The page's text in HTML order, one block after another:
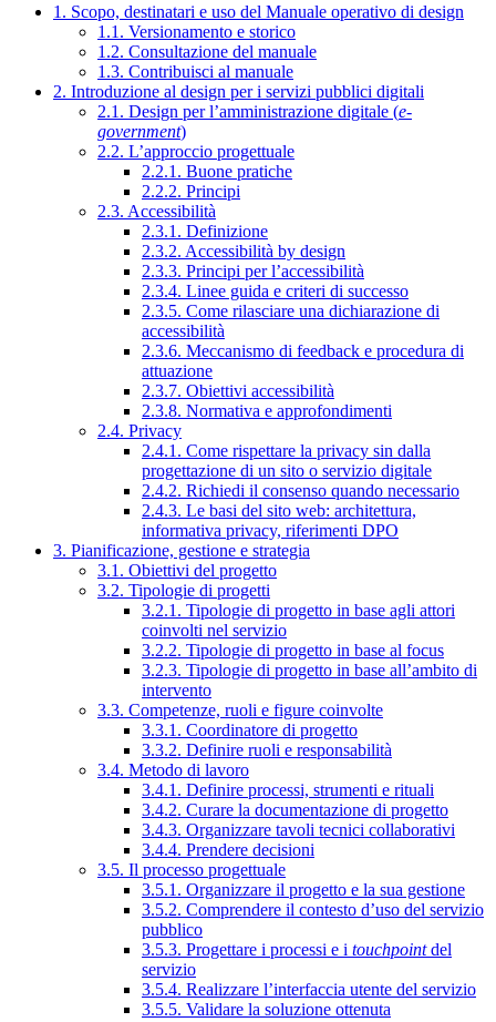
1. Scopo, destinatari e uso del Manuale operativo di design
1.1. Versionamento e storico
1.2. Consultazione del manuale
1.3. Contribuisci al manuale
2. Introduzione al design per i servizi pubblici digitali
2.1. Design per l’amministrazione digitale (e-
government)
2.2. L’approccio progettuale
2.2.1. Buone pratiche
2.2.2. Principi
2.3. Accessibilità
2.3.1. Definizione
2.3.2. Accessibilità by design
2.3.3. Principi per l’accessibilità
2.3.4. Linee guida e criteri di successo
2.3.5. Come rilasciare una dichiarazione di
accessibilità
2.3.6. Meccanismo di feedback e procedura di
attuazione
2.3.7. Obiettivi accessibilità
2.3.8. Normativa e approfondimenti
2.4. Privacy
2.4.1. Come rispettare la privacy sin dalla
progettazione di un sito o servizio digitale
2.4.2. Richiedi il consenso quando necessario
2.4.3. Le basi del sito web: architettura,
informativa privacy, riferimenti DPO
3. Pianificazione, gestione e strategia
3.1. Obiettivi del progetto
3.2. Tipologie di progetti
3.2.1. Tipologie di progetto in base agli attori
coinvolti nel servizio
3.2.2. Tipologie di progetto in base al focus
3.2.3. Tipologie di progetto in base all’ambito di
intervento
3.3. Competenze, ruoli e figure coinvolte
3.3.1. Coordinatore di progetto
3.3.2. Definire ruoli e responsabilità
3.4. Metodo di lavoro
3.4.1. Definire processi, strumenti e rituali
3.4.2. Curare la documentazione di progetto
3.4.3. Organizzare tavoli tecnici collaborativi
3.4.4. Prendere decisioni
3.5. Il processo progettuale
3.5.1. Organizzare il progetto e la sua gestione
3.5.2. Comprendere il contesto d’uso del servizio
pubblico
3.5.3. Progettare i processi e i touchpointdel
servizio
3.5.4. Realizzare l’interfaccia utente del servizio
3.5.5. Validare la soluzione ottenuta